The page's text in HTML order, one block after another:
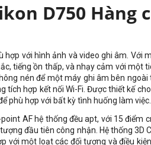
D750 Hàng
với hình ảnh và video ghi âm. Với
tiếng ồn thấp, và nhạy cảm với một
nén để một máy ghi âm bên
tích hợp kết nối Wi-Fi. Được thiết kế
phù hợp với bất kỳ tình huống làm việc.
AF hệ thống đều apt, với 15 điểm
đầu tiên công nhận. Hệ thống 3D
với một loạt các đối tượng và điều